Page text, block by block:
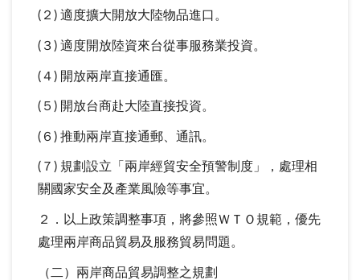
(２) 適度擴大開放大陸物品進口。
(３) 適度開放陸資來台從事服務業投資。
(４) 開放兩岸直接通匯。
(５) 開放台商赴大陸直接投資。
(６) 推動兩岸直接通郵、通訊。
(７) 規劃設立「兩岸經貿安全預警制度」，處理相
關國家安全及產業風險等事宜。
２．以上政策調整事項，將參照ＷＴＯ規範，優先
處理兩岸商品貿易及服務貿易問題。
（二）兩岸商品貿易調整之規劃